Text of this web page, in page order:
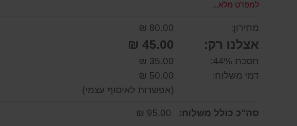
למפרט מלא...
מחירון: 80.00 ₪
אצלנו רק: 45.00 ₪
חסכת 44%:
35.00 ₪
דמי משלוח:
50.00 ₪
(אפשרות לאיסוף עצמי)
סה"כ כולל משלוח: